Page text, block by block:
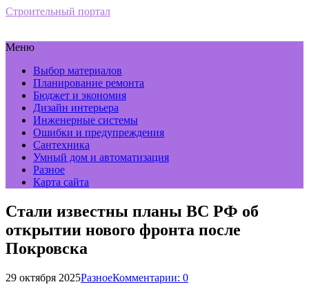
Строительный портал
Меню
Выбор материалов
Планирование ремонта
Бюджет и экономия
Дизайн интерьера
Инженерные системы
Ошибки и предупреждения
Сантехника
Умный дом и автоматизация
Разное
Карта сайта
Стали известны планы ВС РФ об
открытии нового фронта после
Покровска
29 октября 2025РазноеКомментарии: 0